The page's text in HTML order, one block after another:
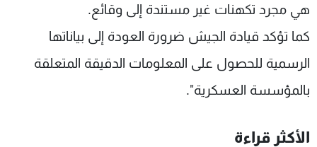
هي مجرد تكهنات غير مستندة إلى وقائع.
كما تؤكد قيادة الجيش ضرورة العودة إلى بياناتها
الرسمية للحصول على المعلومات الدقيقة المتعلقة
بالمؤسسة العسكرية".
الأكثر قراءة